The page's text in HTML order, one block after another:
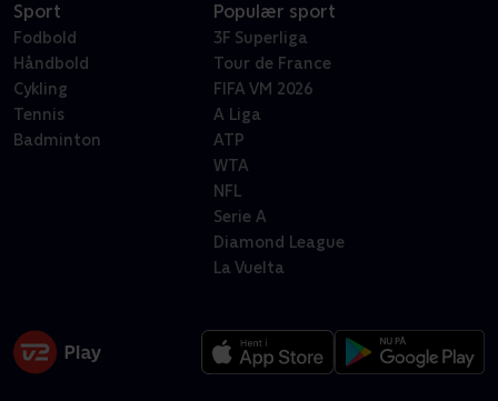
Sport
Fodbold
Håndbold
Cykling
Tennis
Badminton
Populær sport
3F Superliga
Tour de France
FIFA VM 2026
A Liga
ATP
WTA
NFL
Serie A
Diamond League
La Vuelta